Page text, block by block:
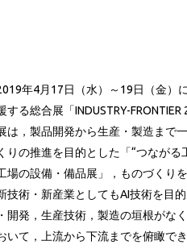
年4月17日（水）～19日（金）
する総合展「INDUSTRY-
は，製品開発から生産・製造まで
りの推進を目的とした「“つなが
場の設備・備品展」，ものづくり
技術・新産業としてもAI技術を目
開発，生産技術，製造の垣根がな
いて，上流から下流までを俯瞰で